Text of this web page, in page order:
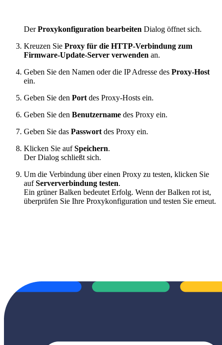
DerProxykonfiguration bearbeiten Dialog öffnet sich.
Kreuzen Sie Proxy für die HTTP-Verbindung zum
Firmware-Update-Server verwenden an.
Geben Sie den Namen oder die IP Adresse des Proxy-Host
ein.
Geben Sie den Port des Proxy-Hosts ein.
Geben Sie den Benutzername des Proxy ein.
Geben Sie das Passwort des Proxy ein.
Klicken Sie aufSpeichern.
Der Dialog schließt sich.
Um die Verbindung über einen Proxy zu testen, klicken Sie
aufSerververbindung testen.
Ein grüner Balken bedeutet Erfolg. Wenn der Balken rot ist,
überprüfen Sie Ihre Proxykonfiguration und testen Sie erneut.